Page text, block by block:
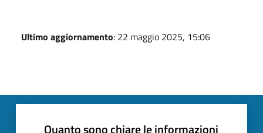
Ultimo aggiornamento: 22 maggio 2025, 15:06
Quanto sono chiare le informazioni